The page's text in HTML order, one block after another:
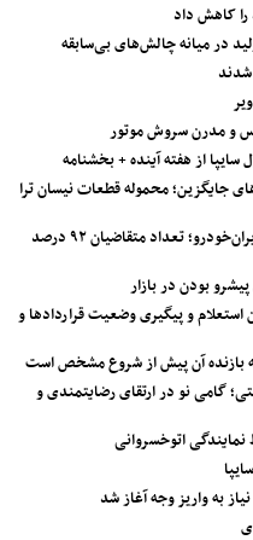
در میانه چالش‌های بی‌سابقه
شدند
و مدرن سروش موتور
از هفته آینده + بخشنامه
جایگزین؛ محموله قطعات نیسان ترا
ریزش کم‌ سابقه تقاضا برای خرید خودرو از ایران‌خودرو؛ تعداد متقاضیان ۹۲ درصد
استعلام و پیگیری وضعیت قراردادها و
بازنده آن پیش از شروع مشخص است
گامی نو در ارتقای رضایتمندی و
اتوخسروانی
به واریز وجه آغاز شد